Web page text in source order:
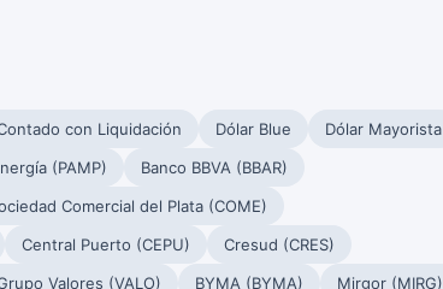
con Liquidación Dólar Blue
Dólar Mayorista
(PAMP)
Banco BBVA (BBAR)
Comercial del Plata (COME)
Central Puerto (CEPU)
Cresud (CRES)
Valores (VALO) BYMA (BYMA) Mirgor (MIRG)